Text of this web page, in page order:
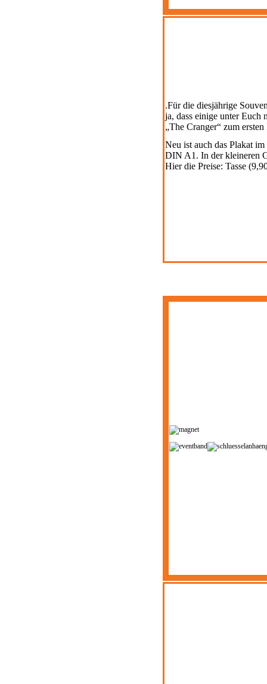
.Für die diesjährige
ja, dass einige unter Euch
„The Cranger“ zum
Neu ist auch das Plakat
DIN A1. In der kleineren
Hier die Preise: Tasse